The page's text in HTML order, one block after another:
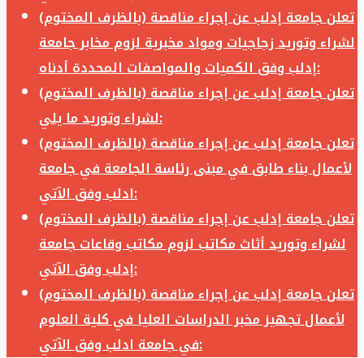
تعلن جامعة إدلب عن إجراء مناقصة (بالظرف المختوم)
لشراء وتوريد زجاجيات ومواد مخبرية لزوم مخابر جامعة
إدلب وفق الكميات والمواصفات المحددة أدناه:
تعلن جامعة إدلب عن إجراء مناقصة (بالظرف المختوم)
لشراء وتوريد ما يلي:
تعلن جامعة إدلب عن إجراء مناقصة (بالظرف المختوم)
لأعمال بناء طابق في مبنى رئاسة الجامعة في جامعة
ادلب وفق الآتي:
تعلن جامعة إدلب عن إجراء مناقصة (بالظرف المختوم)
لشراء وتوريد أثاث مكاتب لزوم مكاتب وقاعات جامعة
إدلب وفق الآتي:
تعلن جامعة إدلب عن إجراء مناقصة (بالظرف المختوم)
لأعمال تجهيز مخبر الدراسات العليا في كلية العلوم
في جامعة ادلب وفق الآتي: